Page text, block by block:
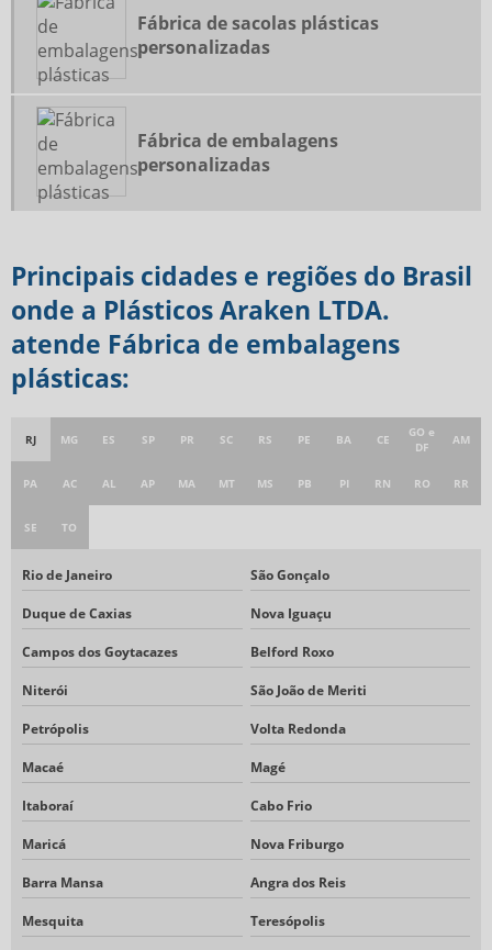
Fábrica de sacolas plásticas
personalizadas
Fábrica de embalagens
personalizadas
Principais cidades e regiões do Brasil
onde a Plásticos Araken LTDA.
atende Fábrica de embalagens
plásticas:
RJ MG ES SP PR SC RS PE BA CE
GO e
DF
AM
PA AC AL AP MA MT MS PB PI RN RO RR
SE TO
Rio de Janeiro São Gonçalo
Duque de Caxias Nova Iguaçu
Campos dos Goytacazes Belford Roxo
Niterói São João de Meriti
Petrópolis Volta Redonda
Macaé Magé
Itaboraí Cabo Frio
Maricá Nova Friburgo
Barra Mansa Angra dos Reis
Mesquita Teresópolis